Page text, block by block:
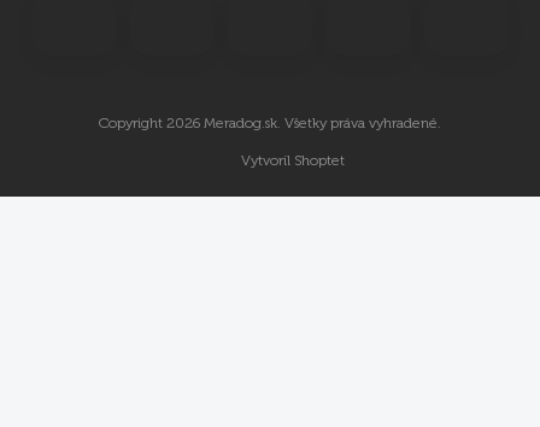
Vytvoril Shoptet
Copyright 2026 Meradog.sk . Všetky práva vyhradené.